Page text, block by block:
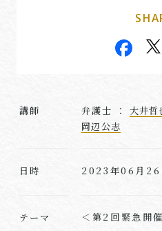
講師 弁護士 ： 大井哲
岡辺公志
日時 2023年06月26
テーマ
＜第2回緊急開